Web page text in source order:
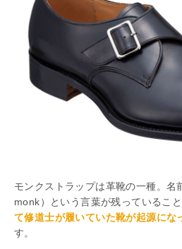
モンクストラップは革靴の一種。名
monk）という言葉が残っているこ
て修道士が履いていた靴が起源にな
す。